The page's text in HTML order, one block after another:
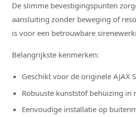
De slimme bevestigingspunten
aansluiting zonder beweging of
is voor een betrouwbare
Belangrijkste kenmerken:
Geschikt voor de originele AJAX
Robuuste kunststof behuizing in
Eenvoudige installatie op